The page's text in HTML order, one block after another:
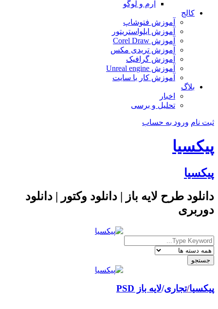
آرم و لوگو
کالج
آموزش فتوشاپ
آموزش ایلواستریتور
آموزش Corel Draw
آموزش تریدی مکس
آموزش گرافیک
آموزش Unreal engine
آموزش کار با سایت
بلاگ
اخبار
تحلیل و برسی
ثبت نام ورود به حساب
پیکسیا
پیکسیا
دانلود طرح لایه باز | دانلود وکتور | دانلود
دوربری
پیکسیا/ لایه باز PSD تجاری